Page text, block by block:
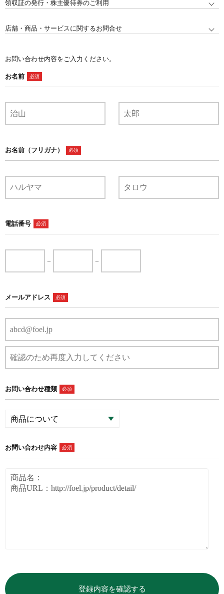
領収証の発行・株主優待券のご利用
店舗・商品・サービスに関するお問合せ
お問い合わせ内容をご入力ください。
お名前 必須
お名前（フリガナ） 必須
電話番号 必須
− −
メールアドレス 必須
お問い合わせ種類 必須
お問い合わせ内容 必須
登録内容を確認する